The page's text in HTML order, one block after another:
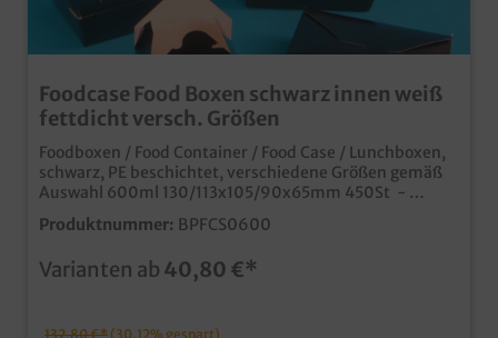
Foodcase Food Boxen schwarz innen weiß
fettdicht versch. Größen
Foodboxen / Food Container / Food Case / Lunchboxen,
schwarz, PE beschichtet, verschiedene Größen gemäß
Auswahl 600ml 130/113x105/90x65mm 450St -
1000ml 215/197x160/140x50 200St. - 1500ml
215/197x160/140x65mm 200St. - 2300ml
stylische Foodbox für Fastfood, Streetfood, Imbiss und
Speisen, Menüs, Fingerfood, Sushi, Gebäck oder
Produktnummer: BPFCS0600
Varianten ab 40,80 €*
132,80 €* (30.12% gespart)